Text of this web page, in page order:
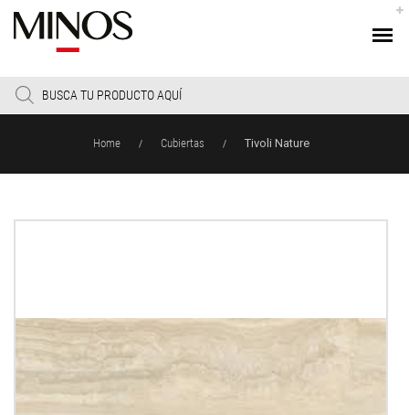
Products
search
Home / Cubiertas / Tivoli Nature